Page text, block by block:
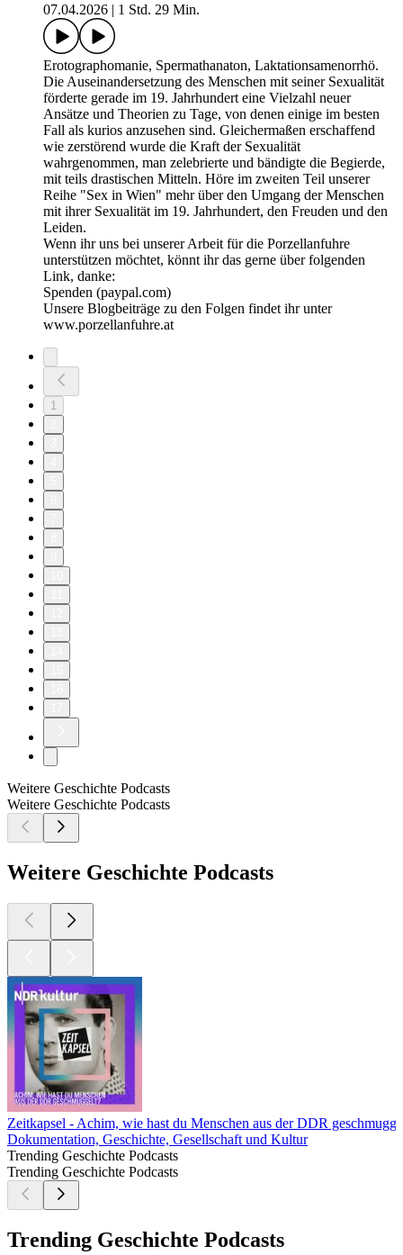
07.04.2026 1 Std. 29 Min.
Erotographomanie, Spermathanaton, Laktationsamenorrhö.
Die Auseinandersetzung des Menschen mit seiner Sexualität
förderte gerade im 19. Jahrhundert eine Vielzahl neuer
Ansätze und Theorien zu Tage, von denen einige im besten
Fall als kurios anzusehen sind. Gleichermaßen erschaffend
wie zerstörend wurde die Kraft der Sexualität
wahrgenommen, man zelebrierte und bändigte die Begierde,
mit teils drastischen Mitteln. Höre im zweiten Teil unserer
Reihe "Sex in Wien" mehr über den Umgang der Menschen
mit ihrer Sexualität im 19. Jahrhundert, den Freuden und den
Leiden.
Wenn ihr uns bei unserer Arbeit für die Porzellanfuhre
unterstützen möchtet, könnt ihr das gerne über folgenden
Link, danke:
Spenden (paypal.com)
Unsere Blogbeiträge zu den Folgen findet ihr unter
www.porzellanfuhre.at
1
Weitere Geschichte Podcasts
Weitere Geschichte Podcasts
Weitere Geschichte Podcasts
Zeitkapsel - Achim, wie hast du Menschen aus der DDR
Dokumentation, Geschichte, Gesellschaft und Kultur
Trending Geschichte Podcasts
Trending Geschichte Podcasts
Trending Geschichte Podcasts